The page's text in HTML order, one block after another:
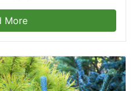
More